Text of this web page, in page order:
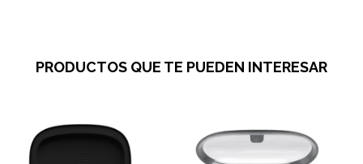
PRODUCTOS QUE TE PUEDEN INTERESAR